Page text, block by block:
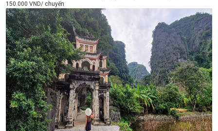
150.000 VND/ chuyến